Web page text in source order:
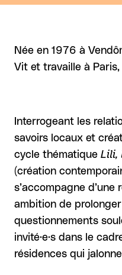
Née en 1976 à
Vit et travaille à Paris,
Interrogeant les
savoirs locaux et
cycle thématique Lili,
((création
s’accompagne d’une
ambition de
questionnements
invité·e·s dans le
résidences qui